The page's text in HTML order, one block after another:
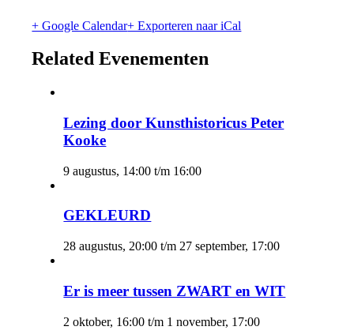
+ Google Calendar+ Exporteren naar iCal
Related Evenementen
Lezing door Kunsthistoricus Peter
Kooke
9 augustus, 14:00 t/m 16:00
GEKLEURD
28 augustus, 20:00 t/m 27 september, 17:00
Er is meer tussen ZWART en WIT
2 oktober, 16:00 t/m 1 november, 17:00